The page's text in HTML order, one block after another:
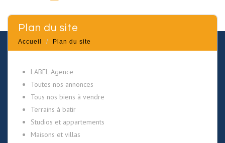
plan du site
Accueil Plan du site
LABEL Agence
Toutes nos annonces
Tous nos biens à vendre
Terrains à batir
Studios et appartements
Maisons et villas